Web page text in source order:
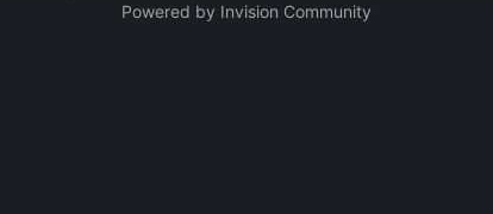
Powered by Invision Community